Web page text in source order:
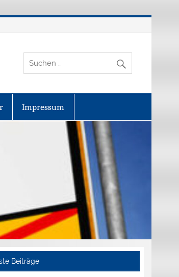
Impressum
Beiträge